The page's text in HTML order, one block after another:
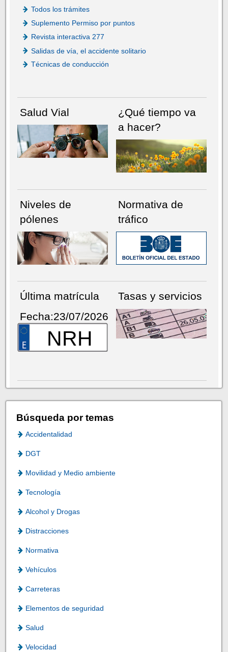
Todos los trámites
Suplemento Permiso por puntos
Revista interactiva 277
Salidas de vía, el accidente solitario
Técnicas de conducción
Salud Vial
¿Qué tiempo va
a hacer?
Niveles de
pólenes
Normativa de
tráfico
Última matrícula
Fecha:23/07/2026
NRH
Tasas y servicios
Búsqueda por temas
Accidentalidad
DGT
Movilidad y Medio ambiente
Tecnología
Alcohol y Drogas
Distracciones
Normativa
Vehículos
Carreteras
Elementos de seguridad
Salud
Velocidad